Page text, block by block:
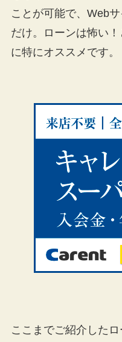
ことが可能で、Web
だけ。ローンは怖い
に特にオススメです。
ここまでご紹介した